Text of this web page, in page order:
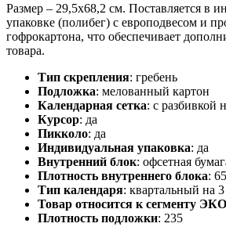
Размер – 29,5х68,2 см. Поставляется в
упаковке (полибег) с европодвесом и
гофрокартона, что обеспечивает
товара.
Тип скрепления: гребень
Подложка: мелованный картон
Календарная сетка: с разбивкой
Курсор: да
Пикколо: да
Индивидуальная упаковка: да
Внутренний блок: офсетная
Плотность внутреннего блока: 65
Тип календаря: квартальный на
Товар относится к сегменту
Плотность подложки: 235